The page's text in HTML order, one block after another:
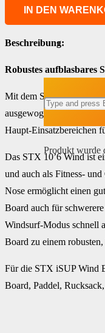
Produkt wurde
IN DEN
Beschreibung:
Robustes aufblasbares
Mit dem STX SUP
ausgewogenen
Haupt-Einsatzbereichen
Das STX 10’6 Wind ist
und auch als Fitness-
Nose ermöglicht einen
Board auch für
Windsurf-Modus schnell
Board zu einem
Für die STX iSUP Wind
Board, Paddel,